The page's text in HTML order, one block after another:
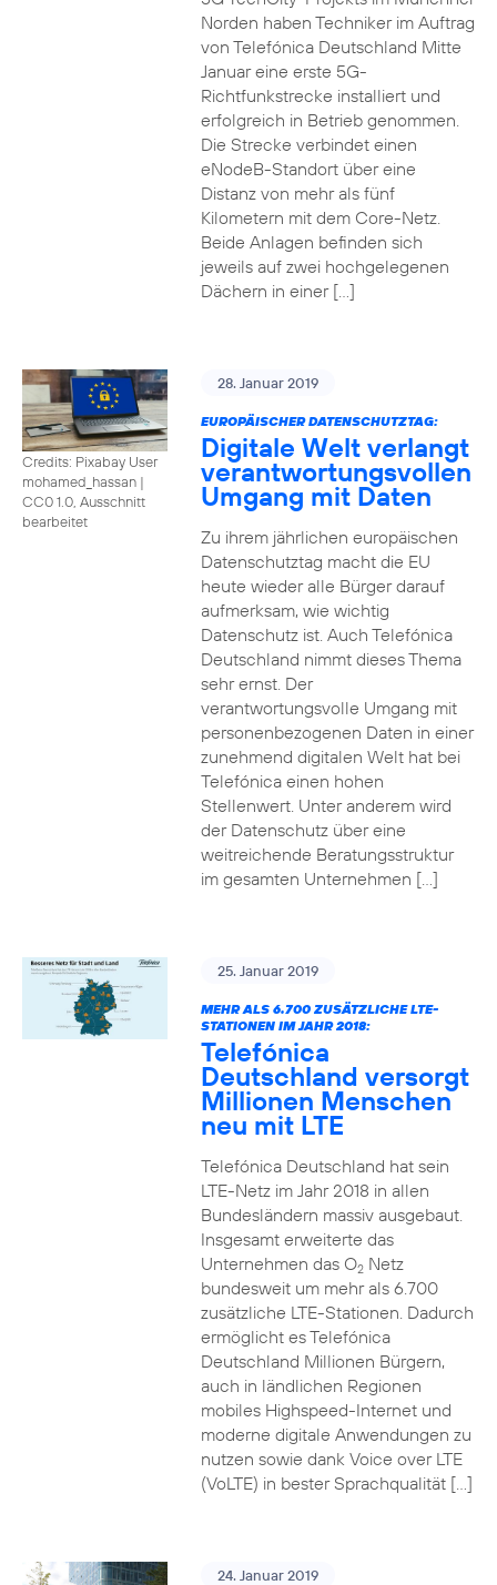
Norden haben Techniker im Auftrag
von Telefónica Deutschland Mitte
Januar eine erste 5G-
Richtfunkstrecke installiert und
erfolgreich in Betrieb genommen.
Die Strecke verbindet einen
eNodeB-Standort über eine
Distanz von mehr als fünf
Kilometern mit dem Core-Netz.
Beide Anlagen befinden sich
jeweils auf zwei hochgelegenen
Dächern in einer […]
Credits: Pixabay User
mohamed_hassan |
CC0 1.0, Ausschnitt
bearbeitet
28. Januar 2019
EUROPÄISCHER DATENSCHUTZTAG:
Digitale Welt verlangt
verantwortungsvollen
Umgang mit Daten
Zu ihrem jährlichen europäischen
Datenschutztag macht die EU
heute wieder alle Bürger darauf
aufmerksam, wie wichtig
Datenschutz ist. Auch Telefónica
Deutschland nimmt dieses Thema
sehr ernst. Der
verantwortungsvolle Umgang mit
personenbezogenen Daten in einer
zunehmend digitalen Welt hat bei
Telefónica einen hohen
Stellenwert. Unter anderem wird
der Datenschutz über eine
weitreichende Beratungsstruktur
im gesamten Unternehmen […]
25. Januar 2019
MEHR ALS 6.700 ZUSÄTZLICHE LTE-
STATIONEN IM JAHR 2018:
Telefónica
Deutschland versorgt
Millionen Menschen
neu mit LTE
Telefónica Deutschland hat sein
LTE-Netz im Jahr 2018 in allen
Bundesländern massiv ausgebaut.
Insgesamt erweiterte das
Unternehmen das O2Netz
bundesweit um mehr als 6.700
zusätzliche LTE-Stationen. Dadurch
ermöglicht es Telefónica
Deutschland Millionen Bürgern,
auch in ländlichen Regionen
mobiles Highspeed-Internet und
moderne digitale Anwendungen zu
nutzen sowie dank Voice over LTE
(VoLTE) in bester Sprachqualität […]
24. Januar 2019